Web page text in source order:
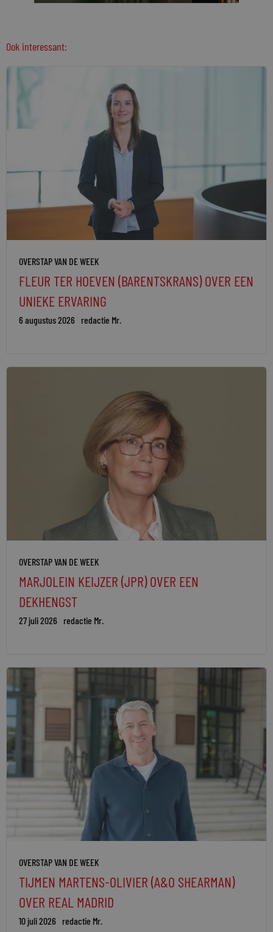
Ook interessant:
OVERSTAP VAN DE WEEK
FLEUR TER HOEVEN (BARENTSKRANS) OVER EEN
UNIEKE ERVARING
6 augustus 2026 redactie Mr.
OVERSTAP VAN DE WEEK
MARJOLEIN KEIJZER (JPR) OVER EEN
DEKHENGST
27 juli 2026 redactie Mr.
OVERSTAP VAN DE WEEK
TIJMEN MARTENS-OLIVIER (A&O SHEARMAN)
OVER REAL MADRID
10 juli 2026 redactie Mr.